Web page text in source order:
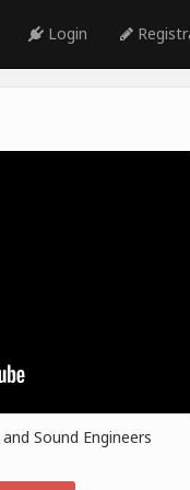
Login
Sound Engineers